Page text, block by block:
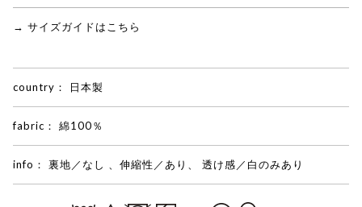
→ サイズガイドはこちら
country： 日本製
fabric： 綿100％
info： 裏地／なし 、伸縮性／あり、 透け感／白のみあり